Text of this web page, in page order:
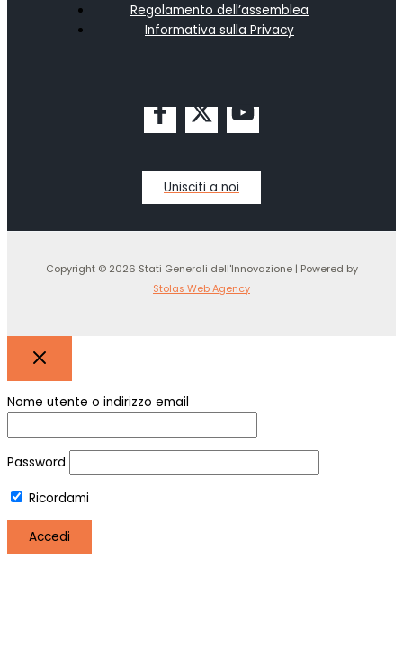
Regolamento dell’assemblea
Informativa sulla Privacy
Unisciti a noi
Copyright © 2026 Stati Generali dell'Innovazione | Powered by
Stolas Web Agency
Nome utente o indirizzo email
Password
Ricordami